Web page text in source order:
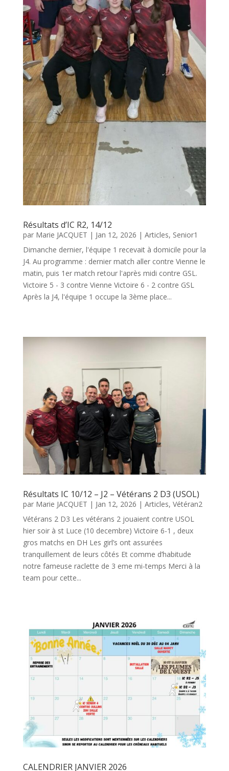
Résultats d’IC R2, 14/12
par Marie JACQUET | Jan 12, 2026 | Articles, Senior1
Dimanche dernier, l'équipe 1 recevait à domicile pour la
J4. Au programme : dernier match aller contre Vienne le
matin, puis 1er match retour l'après midi contre GSL.
Victoire 5 - 3 contre Vienne Victoire 6 - 2 contre GSL
Après la J4, l'équipe 1 occupe la 3ème place...
Résultats IC 10/12 – J2 – Vétérans 2 D3 (USOL)
par Marie JACQUET | Jan 12, 2026 | Articles, Vétéran2
Vétérans 2 D3 Les vétérans 2 jouaient contre USOL
hier soir à st Luce (10 decembre) Victoire 6-1 , deux
gros matchs en DH Les girl’s ont assurées
tranquillement de leurs côtés Et comme d’habitude
notre fameuse raclette de 3 eme mi-temps Merci à la
team pour cette...
CALENDRIER JANVIER 2026